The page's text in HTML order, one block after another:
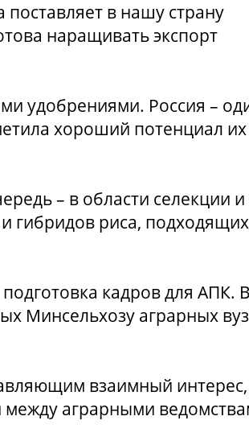
поставляет в нашу страну
наращивать экспорт
удобрениями. Россия –
хороший потенциал их
– в области селекции и
гибридов риса,
кадров для АПК. В
Минсельхозу аграрных
взаимный интерес,
аграрными